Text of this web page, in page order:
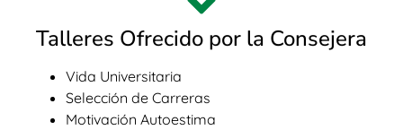
Talleres Ofrecido por la Consejera
Vida Universitaria
Selección de Carreras
Motivación Autoestima